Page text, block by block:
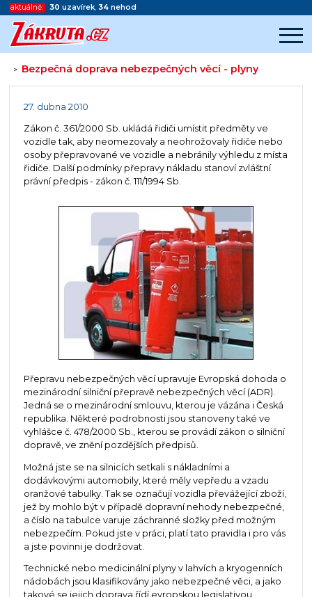
aktuálně: 30 uzavírek, 34 nehod
> Bezpečná doprava nebezpečných věcí - plyny
Začátek reklamy
27. dubna 2010
Zákon č. 361/2000 Sb. ukládá řidiči umístit předměty ve
vozidle tak, aby neomezovaly a neohrožovaly řidiče nebo
osoby přepravované ve vozidle a nebránily výhledu z místa
řidiče. Další podmínky přepravy nákladu stanoví zvláštní
právní předpis - zákon č. 111/1994 Sb.
Přepravu nebezpečných věcí upravuje Evropská dohoda o
mezinárodní silniční přepravě nebezpečných věcí (ADR).
Jedná se o mezinárodní smlouvu, kterou je vázána i Česká
republika. Některé podrobnosti jsou stanoveny také ve
vyhlášce č. 478/2000 Sb., kterou se provádí zákon o silniční
dopravě, ve znění pozdějších předpisů.
Možná jste se na silnicích setkali s nákladními a
dodávkovými automobily, které měly vepředu a vzadu
oranžové tabulky. Tak se označují vozidla převážející zboží,
jež by mohlo být v případě dopravní nehody nebezpečné,
a číslo na tabulce varuje záchranné složky před možným
nebezpečím. Pokud jste v práci, platí tato pravidla i pro vás
a jste povinni je dodržovat.
Technické nebo medicinální plyny v lahvích a kryogenních
nádobách jsou klasifikovány jako nebezpečné věci, a jako
takové se jejich doprava řídí evropskou legislativou.